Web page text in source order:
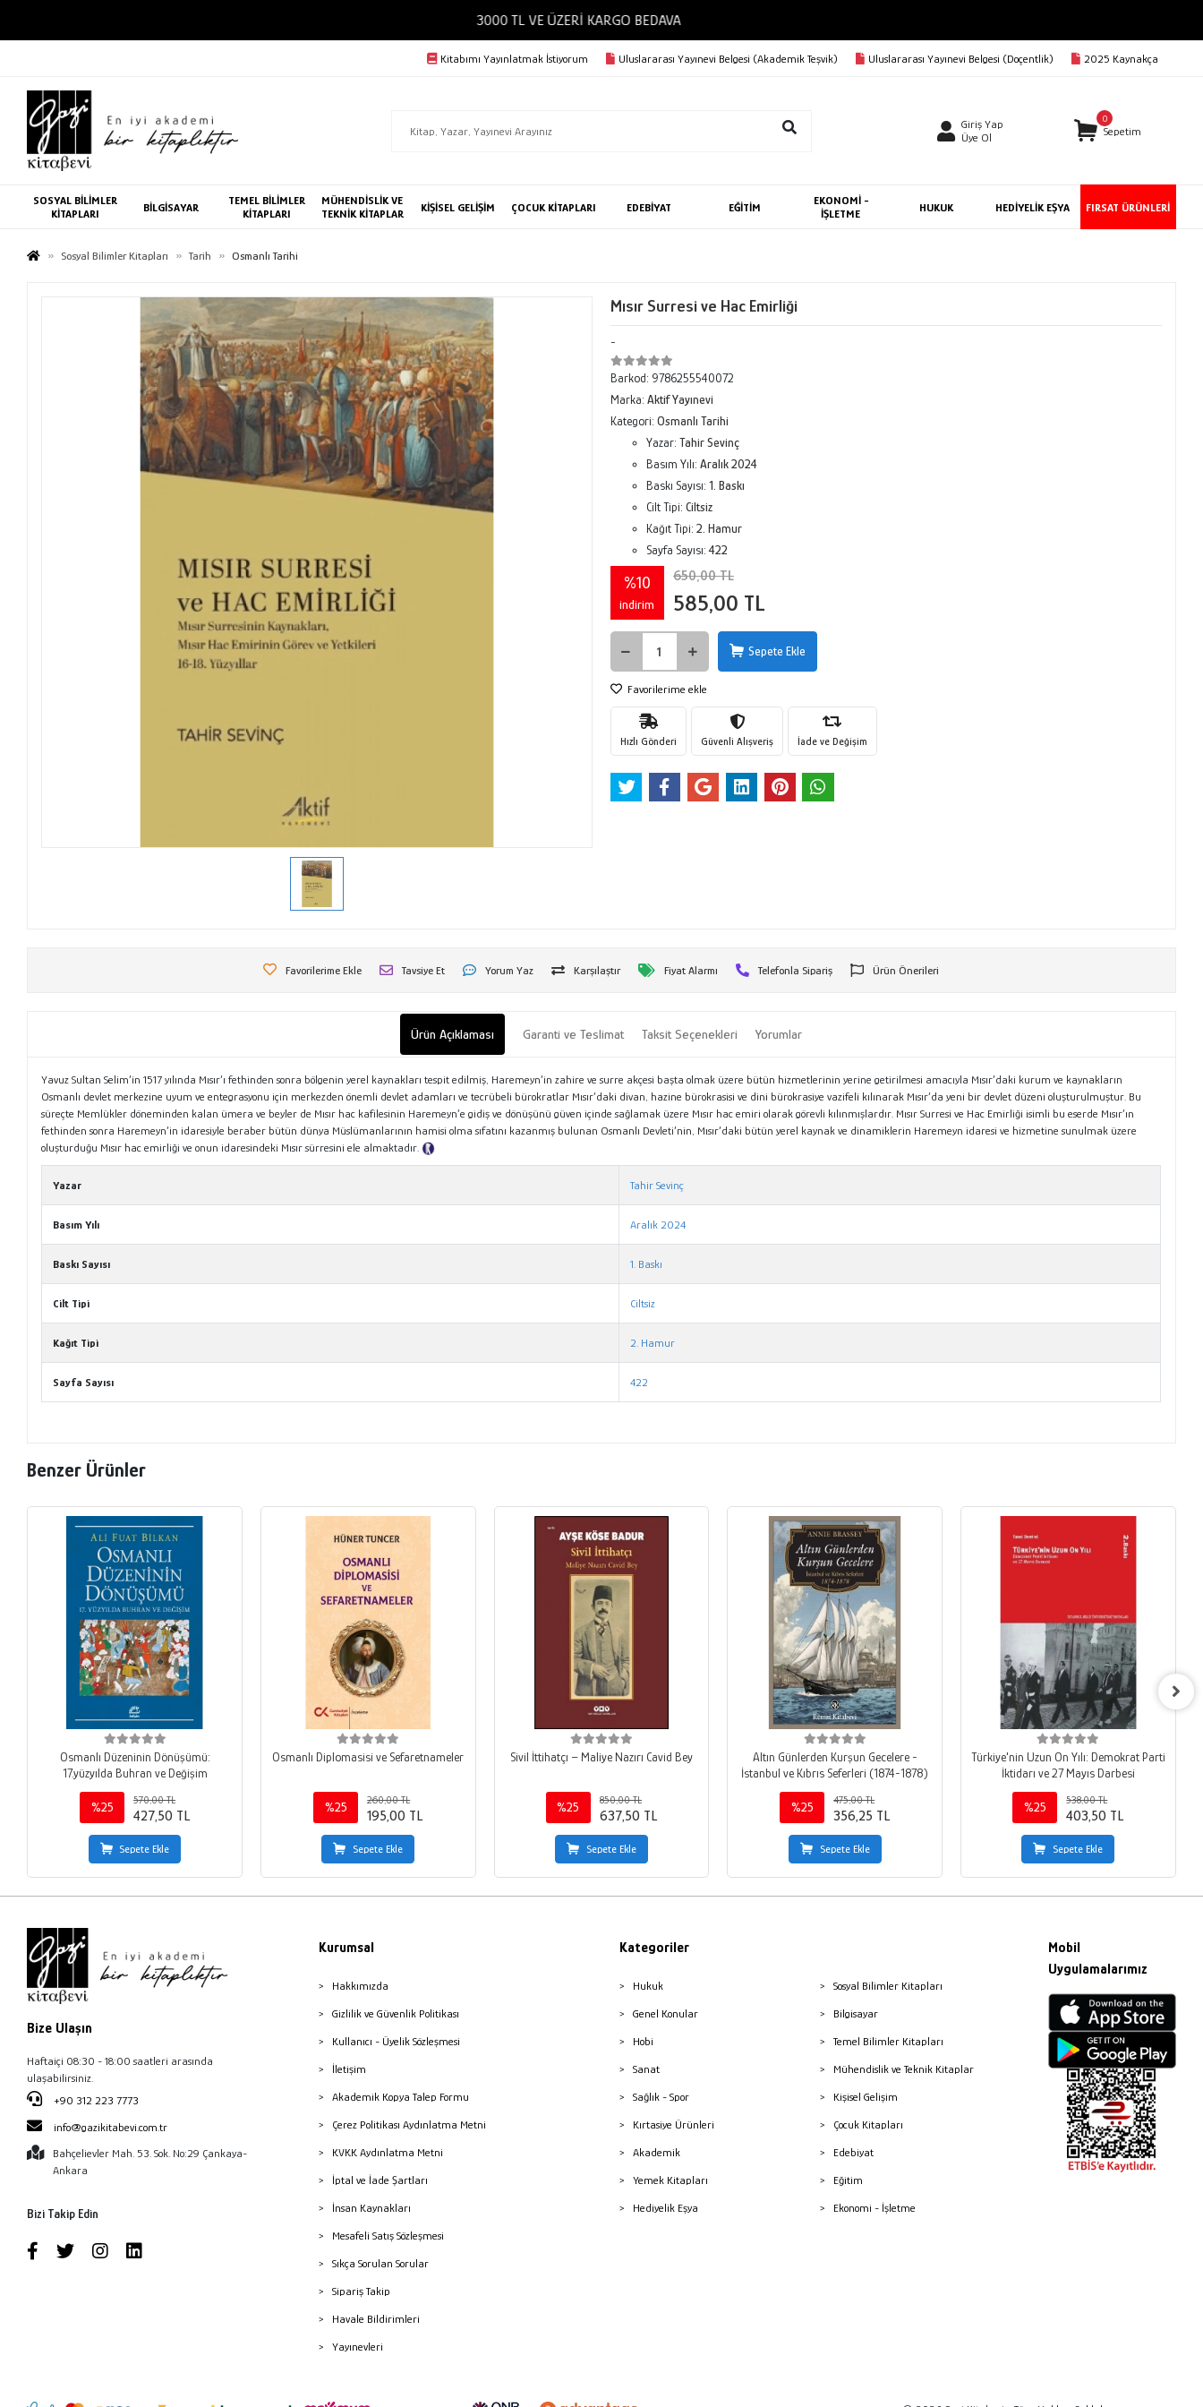
3000 TL VE ÜZERİ KARGO BEDAVA
Kitabımı Yayınlatmak İstiyorum Uluslararası Yayınevi Belgesi (Akademik Teşvik) Uluslararası Yayınevi Belgesi (Doçentlik) 2025 Kaynakça
Giriş Yap
Üye Ol
0
Sepetim
SOSYAL BİLİMLER
KİTAPLARI
BİLGİSAYAR
TEMEL BİLİMLER
KİTAPLARI
MÜHENDİSLİK VE
TEKNİK KİTAPLAR
KİŞİSEL GELİŞİM ÇOCUK KİTAPLARI EDEBİYAT EĞİTİM
EKONOMİ -
İŞLETME
HUKUK HEDİYELİK EŞYA FIRSAT ÜRÜNLERİ
Sosyal Bilimler Kitapları Tarih Osmanlı Tarihi
Mısır Surresi ve Hac Emirliği
-
Barkod: 9786255540072
Marka: Aktif Yayınevi
Kategori: Osmanlı Tarihi
Yazar: Tahir Sevinç
Basım Yılı: Aralık 2024
Baskı Sayısı: 1. Baskı
Cilt Tipi: Ciltsiz
Kağıt Tipi: 2. Hamur
Sayfa Sayısı:422
%10
indirim
650,00 TL
585,00 TL
Sepete Ekle
Favorilerime ekle
Hızlı Gönderi Güvenli Alışveriş İade ve Değişim
Favorilerime Ekle Tavsiye Et Yorum Yaz Karşılaştır Fiyat Alarmı Telefonla Sipariş Ürün Önerileri
Ürün Açıklaması Garanti ve Teslimat Taksit Seçenekleri Yorumlar
Yavuz Sultan Selim’in 1517 yılında Mısır’ı fethinden sonra bölgenin yerel kaynakları tespit edilmiş, Haremeyn’in zahire ve surre akçesi başta olmak üzere bütün hizmetlerinin yerine getirilmesi amacıyla Mısır’daki kurum ve kaynakların
Osmanlı devlet merkezine uyum ve entegrasyonu için merkezden önemli devlet adamları ve tecrübeli bürokratlar Mısır’daki divan, hazine bürokrasisi ve dini bürokrasiye vazifeli kılınarak Mısır’da yeni bir devlet düzeni oluşturulmuştur. Bu
süreçte Memlükler döneminden kalan ümera ve beyler de Mısır hac kafilesinin Haremeyn’e gidiş ve dönüşünü güven içinde sağlamak üzere Mısır hac emiri olarak görevli kılınmışlardır. Mısır Surresi ve Hac Emirliği isimli bu eserde Mısır’ın
fethinden sonra Haremeyn’in idaresiyle beraber bütün dünya Müslümanlarının hamisi olma sıfatını kazanmış bulunan Osmanlı Devleti’nin, Mısır’daki bütün yerel kaynak ve dinamiklerin Haremeyn idaresi ve hizmetine sunulmak üzere
oluşturduğu Mısır hac emirliği ve onun idaresindeki Mısır sürresini ele almaktadır.
Yazar Tahir Sevinç
Basım Yılı Aralık 2024
Baskı Sayısı 1. Baskı
Cilt Tipi Ciltsiz
Kağıt Tipi 2. Hamur
Sayfa Sayısı 422
Benzer Ürünler
Osmanlı Düzeninin Dönüşümü:
17.yüzyılda Buhran ve Değişim
%25
570,00 TL
427,50 TL
Sepete Ekle
Osmanlı Diplomasisi ve Sefaretnameler
%25
260,00 TL
195,00 TL
Sepete Ekle
Sivil İttihatçı – Maliye Nazırı Cavid Bey
%25
850,00 TL
637,50 TL
Sepete Ekle
Altın Günlerden Kurşun Gecelere -
İstanbul ve Kıbrıs Seferleri (1874-1878)
%25
475,00 TL
356,25 TL
Sepete Ekle
Türkiye'nin Uzun On Yılı: Demokrat Parti
İktidarı ve 27 Mayıs Darbesi
%25
538,00 TL
403,50 TL
Sepete Ekle
Bize Ulaşın
Haftaiçi 08:30 - 18:00 saatleri arasında
ulaşabilirsiniz.
+90 312 223 7773
info@gazikitabevi.com.tr
Bahçelievler Mah. 53. Sok. No:29 Çankaya-
Ankara
Bizi Takip Edin
Kurumsal
Hakkımızda
Gizlilik ve Güvenlik Politikası
Kullanıcı - Üyelik Sözleşmesi
İletişim
Akademik Kopya Talep Formu
Çerez Politikası Aydınlatma Metni
KVKK Aydınlatma Metni
İptal ve İade Şartları
İnsan Kaynakları
Mesafeli Satış Sözleşmesi
Sıkça Sorulan Sorular
Sipariş Takip
Havale Bildirimleri
Yayınevleri
Kategoriler
Hukuk
Genel Konular
Hobi
Sanat
Sağlık - Spor
Kırtasiye Ürünleri
Akademik
Yemek Kitapları
Hediyelik Eşya
Sosyal Bilimler Kitapları
Bilgisayar
Temel Bilimler Kitapları
Mühendislik ve Teknik Kitaplar
Kişisel Gelişim
Çocuk Kitapları
Edebiyat
Eğitim
Ekonomi - İşletme
Mobil
Uygulamalarımız